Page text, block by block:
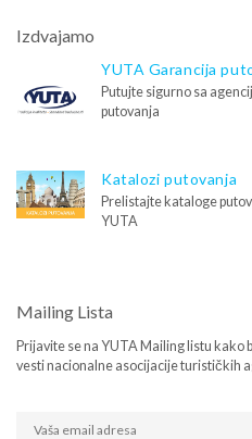
Izdvajamo
YUTA Garancija
Putujte sigurno sa
putovanja
Katalozi putovanja
Prelistajte kataloge
YUTA
Mailing Lista
Prijavite se na YUTA Mailing listu kako
vesti nacionalne asocijacije turističkih